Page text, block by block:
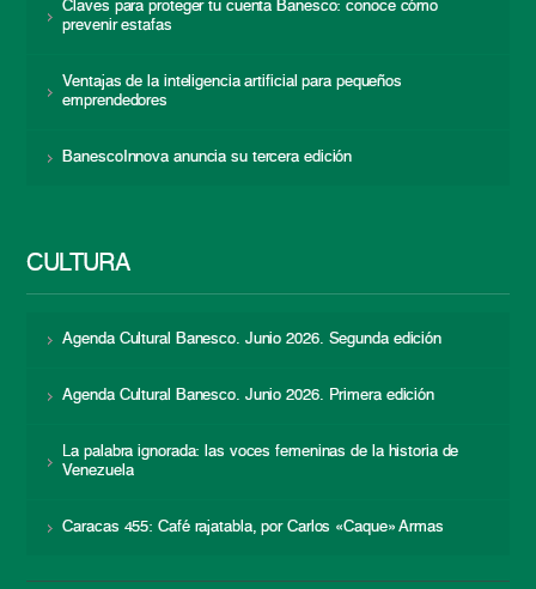
Claves para proteger tu cuenta Banesco: conoce cómo
prevenir estafas
Ventajas de la inteligencia artificial para pequeños
emprendedores
BanescoInnova anuncia su tercera edición
CULTURA
Agenda Cultural Banesco. Junio 2026. Segunda edición
Agenda Cultural Banesco. Junio 2026. Primera edición
La palabra ignorada: las voces femeninas de la historia de
Venezuela
Caracas 455: Café rajatabla, por Carlos «Caque» Armas